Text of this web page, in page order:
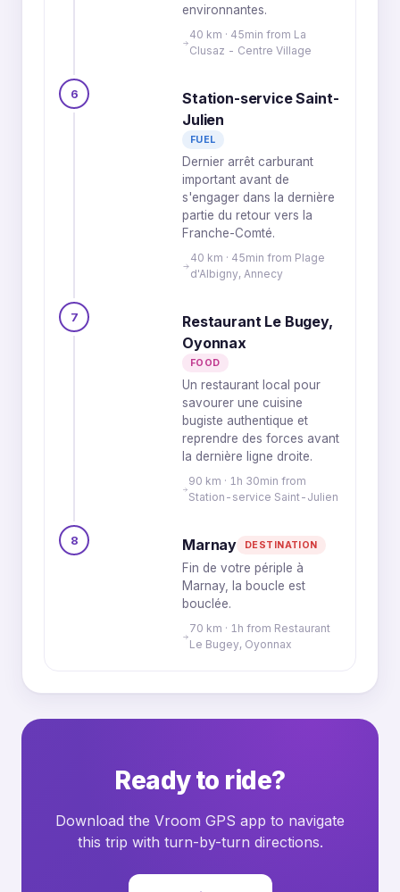
environnantes.
40 km · 45min from La
Clusaz - Centre Village
6
Station-service Saint-
Julien
FUEL
Dernier arrêt carburant
important avant de
s'engager dans la dernière
partie du retour vers la
Franche-Comté.
40 km · 45min from Plage
d'Albigny, Annecy
7
Restaurant Le Bugey,
Oyonnax
FOOD
Un restaurant local pour
savourer une cuisine
bugiste authentique et
reprendre des forces avant
la dernière ligne droite.
90 km · 1h 30min from
Station-service Saint-Julien
8 Marnay DESTINATION
Fin de votre périple à
Marnay, la boucle est
bouclée.
70 km · 1h from Restaurant
Le Bugey, Oyonnax
Ready to ride?
Download the Vroom GPS app to navigate
this trip with turn-by-turn directions.